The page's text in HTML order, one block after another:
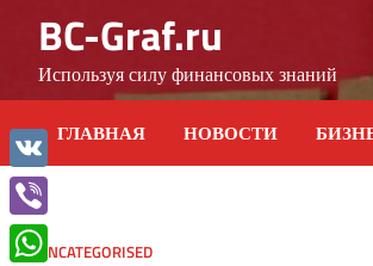
content
BC-Graf.ru
Используя силу финансовых знаний
ГЛАВНАЯ НОВОСТИ
UNCATEGORISED
VK
Viber